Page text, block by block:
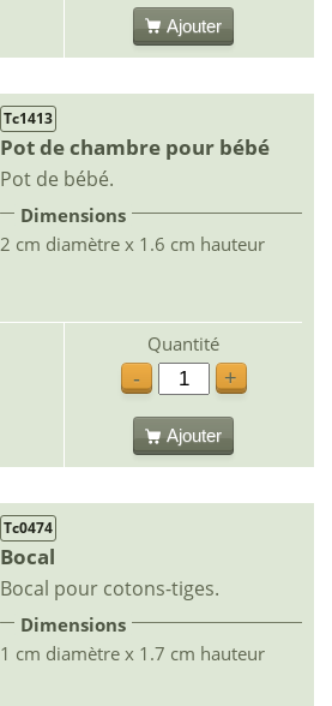
Ajouter
Tc1413
Pot de chambre pour bébé
Pot de bébé.
Dimensions
2 cm diamètre x 1.6 cm hauteur
Quantité
-
+
Ajouter
Tc0474
Bocal
Bocal pour cotons-tiges.
Dimensions
1 cm diamètre x 1.7 cm hauteur